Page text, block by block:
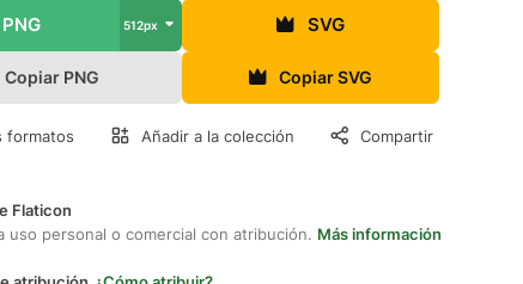
PNG 512px SVG
Copiar PNG Copiar SVG
formatos Añadir a la colección Compartir
Flaticon
uso personal o comercial con atribución. Más información